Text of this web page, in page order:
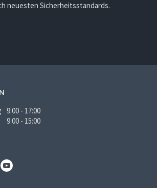
neuesten Sicherheitsstandards.
9:00 - 17:00
9:00 - 15:00